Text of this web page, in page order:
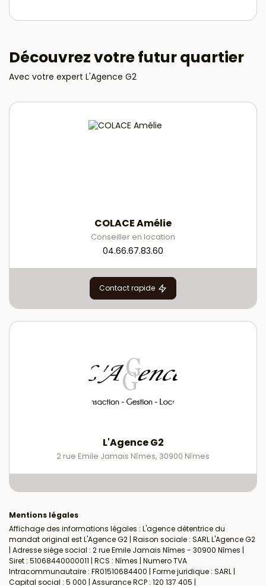
Découvrez votre futur quartier
Avec votre expert L'Agence G2
COLACE Amélie
Conseiller en location
04.66.67.83.60
Contact rapide
L'Agence G2
2 rue Emile Jamais Nîmes, 30900 Nîmes
Mentions légales
Affichage des informations légales : L'agence détentrice du
mandat original est L'Agence G2 | Raison sociale : SARL L'Agence G2
| Adresse siège social : 2 rue Emile Jamais Nîmes - 30900 Nîmes |
Siret : 51068440000011 | RCS : Nîmes | Numero TVA
Intracommunautaire : FR01510684400 | Forme juridique : SARL |
Capital social : 5 000 | Assurance RCP : 120 137 405 |